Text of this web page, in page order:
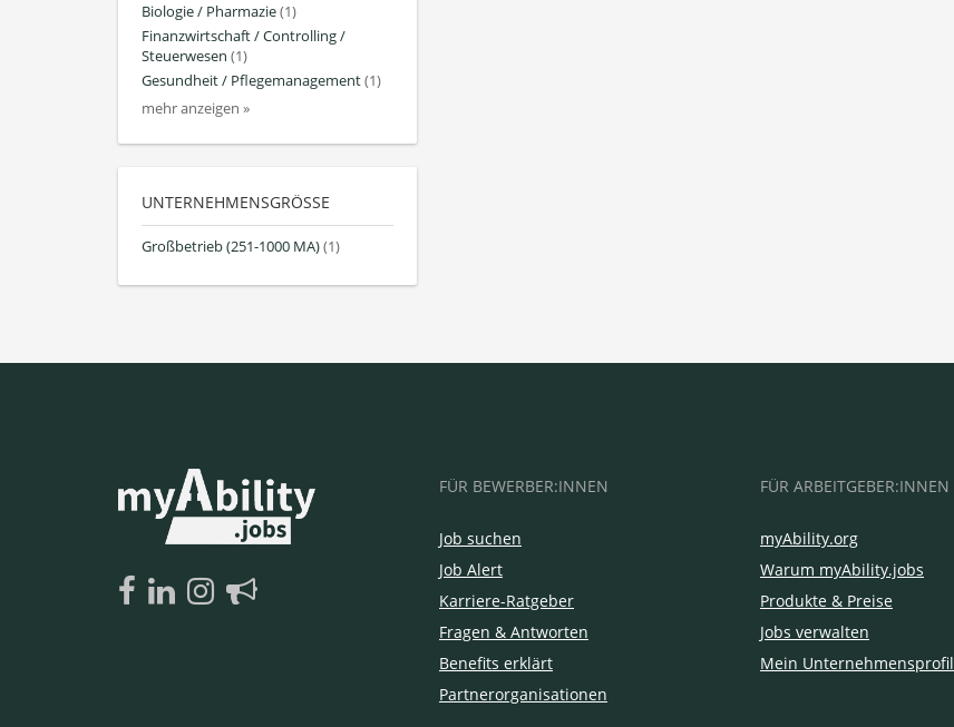
Biologie / Pharmazie(1)
Finanzwirtschaft / Controlling /
Steuerwesen (1)
Gesundheit / Pflegemanagement(1)
mehr anzeigen »
UNTERNEHMENSGRÖSSE
Großbetrieb (251-1000 MA)(1)
FÜR BEWERBER:INNEN
Job suchen
Job Alert
Karriere-Ratgeber
Fragen & Antworten
Benefits erklärt
Partnerorganisationen
FÜR ARBEITGEBER:INNEN
myAbility.org
Warum myAbility.jobs
Produkte & Preise
Jobs verwalten
Mein Unternehmensprofil